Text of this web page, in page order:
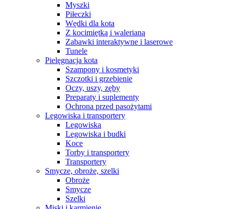
Myszki
Piłeczki
Wędki dla kota
Z kocimiętką i walerianą
Zabawki interaktywne i laserowe
Tunele
Pielęgnacja kota
Szampony i kosmetyki
Szczotki i grzebienie
Oczy, uszy, zęby
Preparaty i suplementy
Ochrona przed pasożytami
Legowiska i transportery
Legowiska
Legowiska i budki
Koce
Torby i transportery
Transportery
Smycze, obroże, szelki
Obroże
Smycze
Szelki